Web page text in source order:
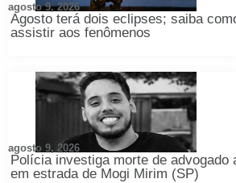
Agosto terá dois eclipses; saiba
assistir aos fenômenos
agosto 9, 2026
Polícia investiga morte de advogado
em estrada de Mogi Mirim (SP)
agosto 9, 2026